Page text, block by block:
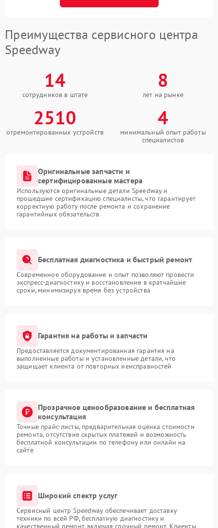
Преимущества сервисного центра
Speedway
14
сотрудников в штате
8
лет на рынке
2510
отремонтированных устройств
4
минимальный опыт работы
специалистов
Оригинальные запчасти и
сертифицированные мастера
Используются оригинальные детали Speedway и
прошедшие сертификацию специалисты, что гарантирует
корректную работу после ремонта и сохранение
гарантийных обязательств
Бесплатная диагностика и быстрый ремонт
Современное оборудование и опыт позволяют провести
экспресс-диагностику и восстановление в кратчайшие
сроки, минимизируя время без устройства
Гарантия на работы и запчасти
Предоставляется документированная гарантия на
выполненные работы и установленные детали, что
защищает клиента от повторных неисправностей
Прозрачное ценообразование и бесплатная
консультация
Точные прайс-листы, предварительная оценка стоимости
ремонта, отсутствие скрытых платежей и возможность
бесплатной консультации по телефону или онлайн на
сайте
Широкий спектр услуг
Сервисный центр Speedway обеспечивает доставку
техники по всей РФ, бесплатную диагностику и
качественный ремонт, включая срочный ремонт. Клиенты